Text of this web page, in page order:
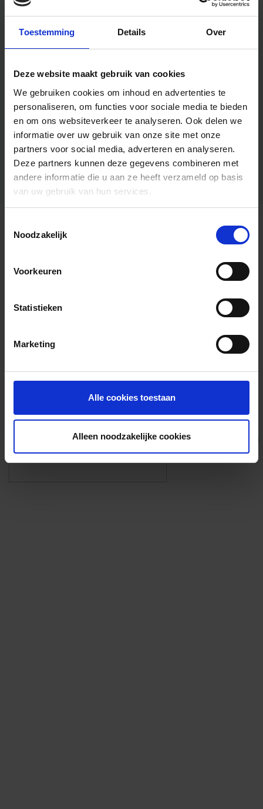
Toestemming Details Over
Deze website maakt gebruik van cookies
We gebruiken cookies om inhoud en advertenties te
personaliseren, om functies voor sociale media te bieden
en om ons websiteverkeer te analyseren. Ook delen we
informatie over uw gebruik van onze site met onze
partners voor social media, adverteren en analyseren.
Deze partners kunnen deze gegevens combineren met
andere informatie die u aan ze heeft verzameld op basis
van uw gebruik van hun services.
Noodzakelijk
Voorkeuren
Statistieken
Marketing
Alle cookies toestaan
Alleen noodzakelijke cookies
Algemene informatie
Foto’s ({{photos.length}})
Eigen foto’s